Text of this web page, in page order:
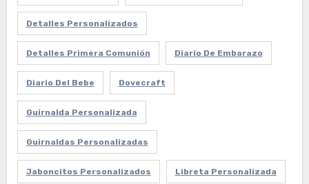
Detalles Personalizados
Detalles Primera Comunión Diario De Embarazo
Diario Del Bebe Dovecraft
Guirnalda Personalizada
Guirnaldas Personalizadas
Jaboncitos Personalizados Libreta Personalizada